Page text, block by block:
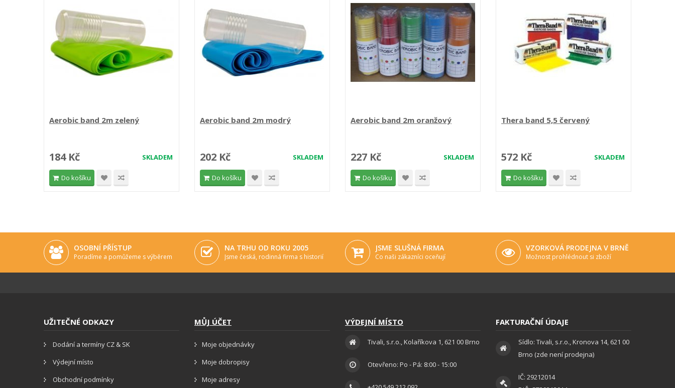
Aerobic band 2m zelený
SKLADEM
184 Kč
Do košíku
Aerobic band 2m modrý
SKLADEM
202 Kč
Do košíku
Aerobic band 2m oranžový
SKLADEM
227 Kč
Do košíku
Thera band 5,5 červený
SKLADEM
572 Kč
Do košíku
OSOBNÍ PŘÍSTUP
Poradíme a pomůžeme s výběrem
NA TRHU OD ROKU 2005
Jsme česká, rodinná firma s historií
JSME SLUŠNÁ FIRMA
Co naši zákazníci oceňují
VZORKOVÁ PRODEJNA V BRNĚ
Možnost prohlédnout si zboží
UŽITEČNÉ ODKAZY
Dodání a termíny CZ & SK
Výdejní místo
Obchodní podmínky
MŮJ ÚČET
Moje objednávky
Moje dobropisy
Moje adresy
VÝDEJNÍ MÍSTO
Tivali, s.r.o., Kolaříkova 1, 621 00 Brno
Otevřeno: Po - Pá: 8:00 - 15:00
FAKTURAČNÍ ÚDAJE
Sídlo: Tivali, s.r.o., Kronova 14, 621 00
Brno (zde není prodejna)
IČ: 29212014